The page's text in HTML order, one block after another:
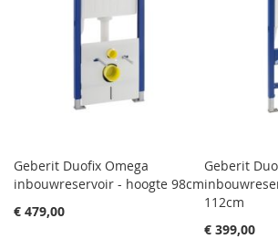
Geberit Duofix Omega
inbouwreservoir - hoogte 98cm
€ 479,00
Geberit
112cm
€ 399,00